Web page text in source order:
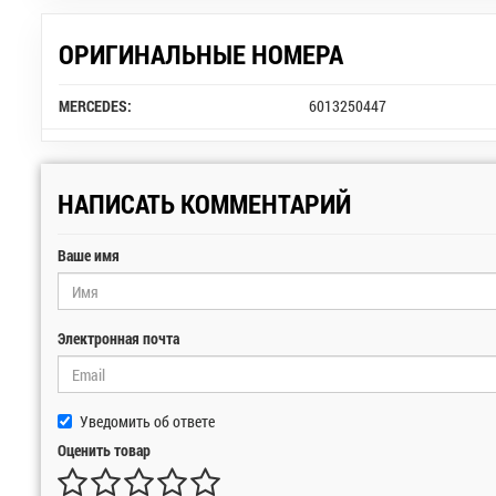
ОРИГИНАЛЬНЫЕ НОМЕРА
MERCEDES: 6013250447
НАПИСАТЬ КОММЕНТАРИЙ
Ваше имя
Электронная почта
Уведомить об ответе
Оценить товар